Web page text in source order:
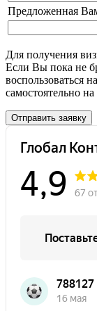
Предложенная
Для получения
Если Вы пока не
воспользоваться
самостоятельно на